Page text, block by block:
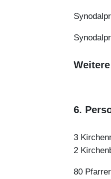
6.
3
2
80